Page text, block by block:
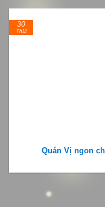
Quán Vị ngon
30
Th12